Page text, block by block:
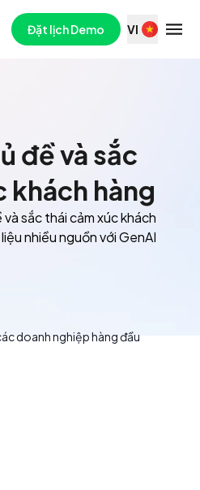
Đặt lịch Demo VI
đề và sắc
khách hàng
sắc thái cảm xúc khách
nhiều nguồn với GenAI
doanh nghiệp hàng đầu